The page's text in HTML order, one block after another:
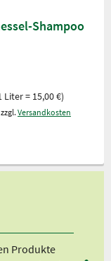
Shampoo
Liter = 15,00 €)
Versandkosten
Produkte